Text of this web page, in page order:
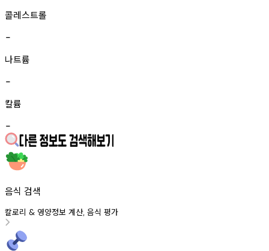
콜레스트롤
-
나트륨
-
칼륨
-
음식 검색
칼로리 & 영양정보 계산, 음식 평가